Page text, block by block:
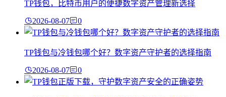
TP钱包，比特币用户的便捷数字资产管理新选择
2026-08-07 0
TP钱包与冷钱包哪个好？数字资产守护者的选择指南
2026-08-07 0